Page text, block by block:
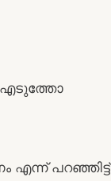
എടുത്തോ
പറഞ്ഞിട്ട്